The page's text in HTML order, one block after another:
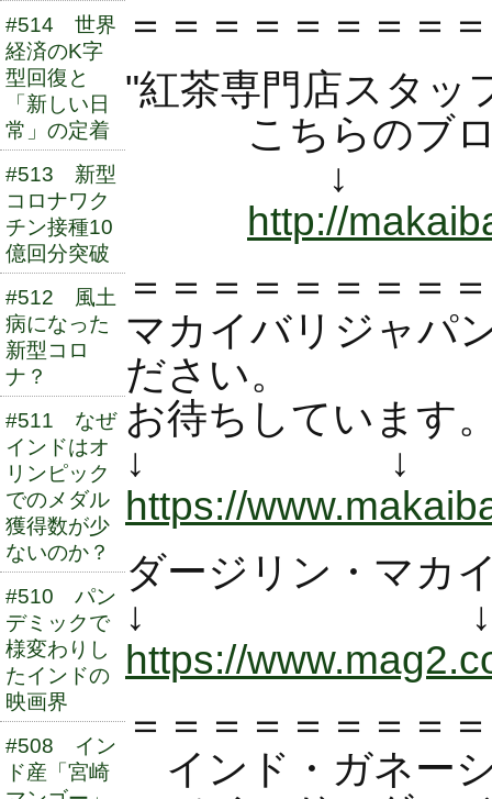
#514 世界
経済のK字
型回復と
「新しい日
常」の定着
#513 新型
コロナワク
チン接種10
億回分突破
#512 風土
病になった
新型コロ
ナ？
#511 なぜ
インドはオ
リンピック
でのメダル
獲得数が少
ないのか？
#510 パン
デミックで
様変わりし
たインドの
映画界
#508 イン
ド産「宮崎
＝＝＝＝＝＝＝＝
"紅茶専門店スタッ
こちらのブログ
↓
http://
＝＝＝＝＝＝＝＝
マカイバリジャパ
ださい。
お待ちしています
↓ ↓
https://
ダージリン・マカ
↓
https://
＝＝＝＝＝＝＝＝
インド・ガネー